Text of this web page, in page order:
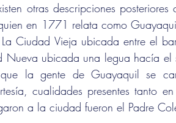
otras descripciones
en 1771 relata como
Ciudad Vieja ubicada entre el
Nueva ubicada una legua hacía
la gente de Guayaquil se
cualidades presentes tanto
a la ciudad fueron el Padre